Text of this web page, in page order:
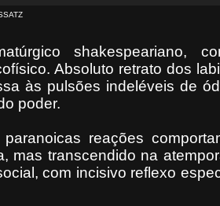
shakespeariano,
Absoluto retrato dos
às pulsões indeléveis de
poder.
reações
mas transcendido na
com incisivo reflexo